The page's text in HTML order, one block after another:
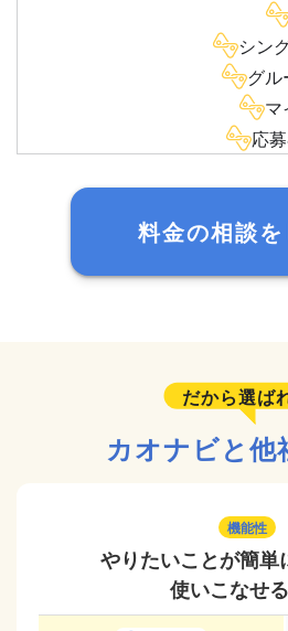
シン
グル
マ
応
料金の相談
だから選ば
カオナビと他
機能性
やりたいことが簡単
使いこなせ